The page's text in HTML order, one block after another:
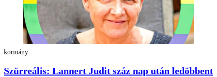
kormány
Szürreális: Lannert Judit száz nap után ledöbbent